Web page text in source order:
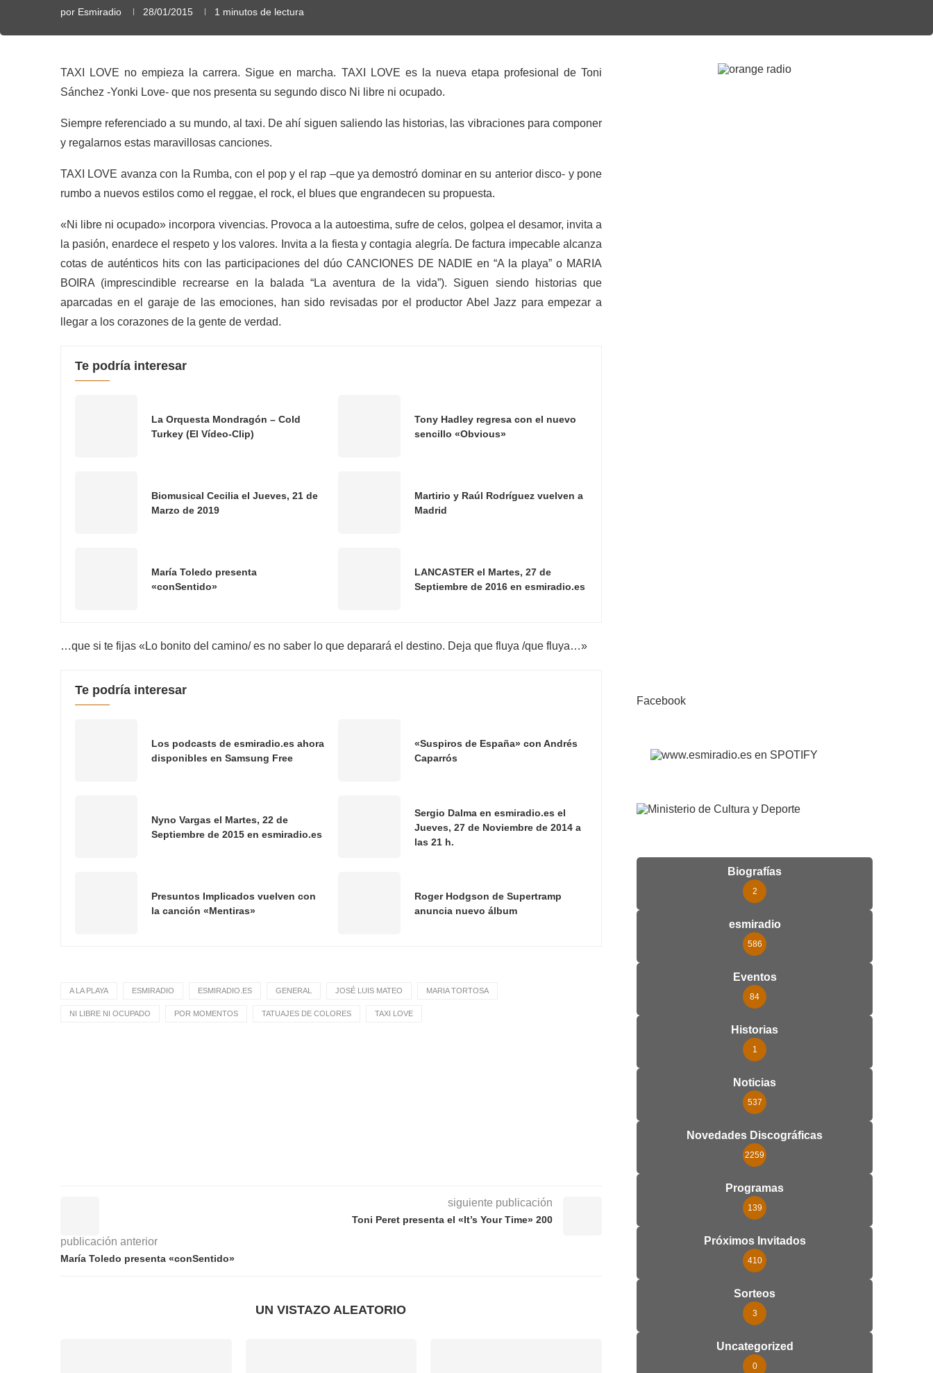
por Esmiradio 28/01/2015 1 minutos de lectura
TAXI LOVE no empieza la carrera. Sigue en marcha. TAXI LOVE es la nueva etapa profesional de Toni
Sánchez -Yonki Love- que nos presenta su segundo disco Ni libre ni ocupado.
Siempre referenciado a su mundo, al taxi. De ahí siguen saliendo las historias, las vibraciones para componer
y regalarnos estas maravillosas canciones.
TAXI LOVE avanza con la Rumba, con el pop y el rap –que ya demostró dominar en su anterior disco- y pone
rumbo a nuevos estilos como el reggae, el rock, el blues que engrandecen su propuesta.
«Ni libre ni ocupado» incorpora vivencias. Provoca a la autoestima, sufre de celos, golpea el desamor, invita a
la pasión, enardece el respeto y los valores. Invita a la fiesta y contagia alegría. De factura impecable alcanza
cotas de auténticos hits con las participaciones del dúo CANCIONES DE NADIE en “A la playa” o MARIA
BOIRA (imprescindible recrearse en la balada “La aventura de la vida”). Siguen siendo historias que
aparcadas en el garaje de las emociones, han sido revisadas por el productor Abel Jazz para empezar a
llegar a los corazones de la gente de verdad.
Te podría interesar
La Orquesta Mondragón – Cold
Turkey (El Vídeo-Clip)
Tony Hadley regresa con el nuevo
sencillo «Obvious»
Biomusical Cecilia el Jueves, 21 de
Marzo de 2019
Martirio y Raúl Rodríguez vuelven a
Madrid
María Toledo presenta
«conSentido»
LANCASTER el Martes, 27 de
Septiembre de 2016 en esmiradio.es
…que si te fijas «Lo bonito del camino/ es no saber lo que deparará el destino. Deja que fluya /que fluya…»
Te podría interesar
Los podcasts de esmiradio.es ahora
disponibles en Samsung Free
«Suspiros de España» con Andrés
Caparrós
Nyno Vargas el Martes, 22 de
Septiembre de 2015 en esmiradio.es
Sergio Dalma en esmiradio.es el
Jueves, 27 de Noviembre de 2014 a
las 21 h.
Presuntos Implicados vuelven con
la canción «Mentiras»
Roger Hodgson de Supertramp
anuncia nuevo álbum
A LA PLAYA ESMIRADIO ESMIRADIO.ES GENERAL JOSÉ LUIS MATEO MARIA TORTOSA
NI LIBRE NI OCUPADO POR MOMENTOS TATUAJES DE COLORES TAXI LOVE
publicación anterior
María Toledo presenta «conSentido»
siguiente publicación
Toni Peret presenta el «It’s Your Time» 200
UN VISTAZO ALEATORIO
Facebook
Biografías
2
esmiradio
586
Eventos
84
Historias
1
Noticias
537
Novedades Discográficas
2259
Programas
139
Próximos Invitados
410
Sorteos
3
Uncategorized
0